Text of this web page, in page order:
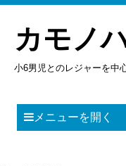
カモノ
小6男児とのレジャーを中
メニューを開く